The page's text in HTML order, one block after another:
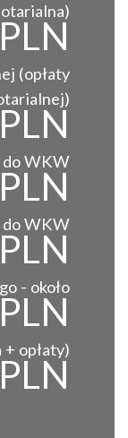
(opłaty
WKW
do WKW
- około
opłaty)